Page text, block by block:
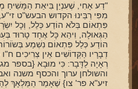
"דַע אָחִי, שֶׁעִנְיַן בִּיאַת הַמָּשִׁיחַ
מִפִּי רַבֵּינוּ הקדוש הבעש"ט
פִּתְאוֹם בְּלֹא הוֹדַע כְּלַל, וְכָל
הַגְּאוּלָה, וִיהֵא כָּל אֶחָד טָרוּד
הוֹדַע כְּלַל פִּתְאוֹם נִשְׁמַע
דְבָרָיו הַקְּדוֹשִׁים אֵין צְרִיכִים
רְאָיָה לַדָּבָר: כִּי מוּבָא {בספר
והשולחן ערוך והכסף משנה
זיע"א פר' צו} שֶׁאָמַר הַמַּלְאָךְ